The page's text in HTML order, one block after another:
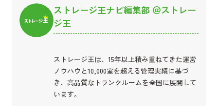
ストレージ王ナビ編集部 ＠ストレー
ジ王
ストレージ王は、15年以上積み重ねてきた運営
ノウハウと10,000室を超える管理実績に基づ
き、高品質なトランクルームを全国に展開して
います。